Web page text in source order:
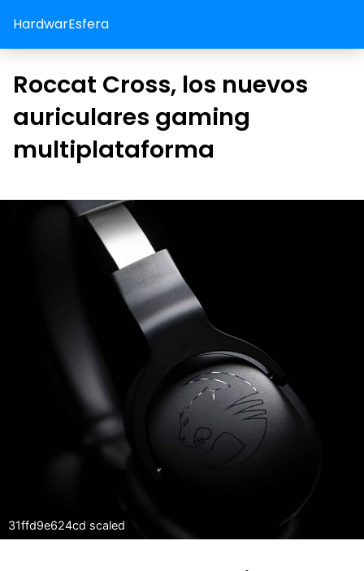
HardwarEsfera
Roccat Cross, los nuevos
auriculares gaming
multiplataforma
31ffd9e624cd scaled